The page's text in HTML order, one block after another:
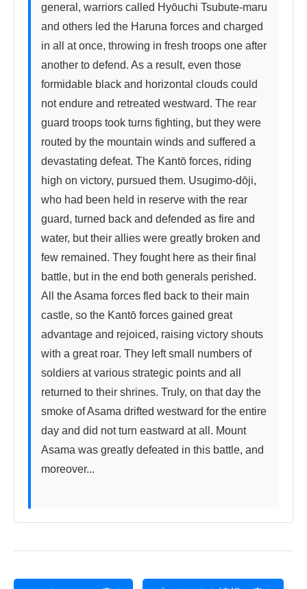
general, warriors called Hyōuchi Tsubute-maru
and others led the Haruna forces and charged
in all at once, throwing in fresh troops one after
another to defend. As a result, even those
formidable black and horizontal clouds could
not endure and retreated westward. The rear
guard troops took turns fighting, but they were
routed by the mountain winds and suffered a
devastating defeat. The Kantō forces, riding
high on victory, pursued them. Usugimo-dōji,
who had been held in reserve with the rear
guard, turned back and defended as fire and
water, but their allies were greatly broken and
few remained. They fought here as their final
battle, but in the end both generals perished.
All the Asama forces fled back to their main
castle, so the Kantō forces gained great
advantage and rejoiced, raising victory shouts
with a great roar. They left small numbers of
soldiers at various strategic points and all
returned to their shrines. Truly, on that day the
smoke of Asama drifted westward for the entire
day and did not turn eastward at all. Mount
Asama was greatly defeated in this battle, and
moreover...